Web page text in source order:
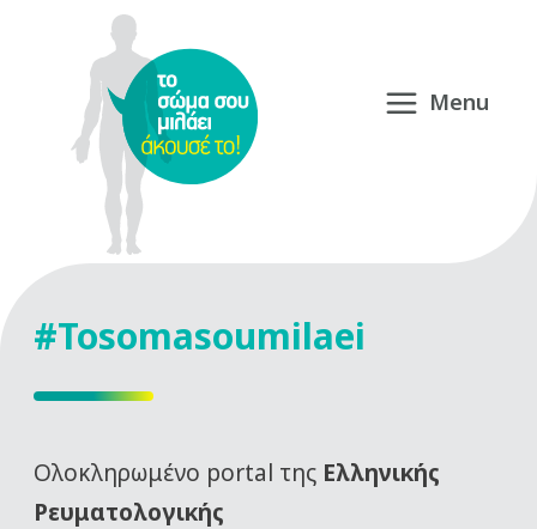
#Tosomasoumilaei
Oλοκληρωμένο portal της Ελληνικής
Ρευματολογικής